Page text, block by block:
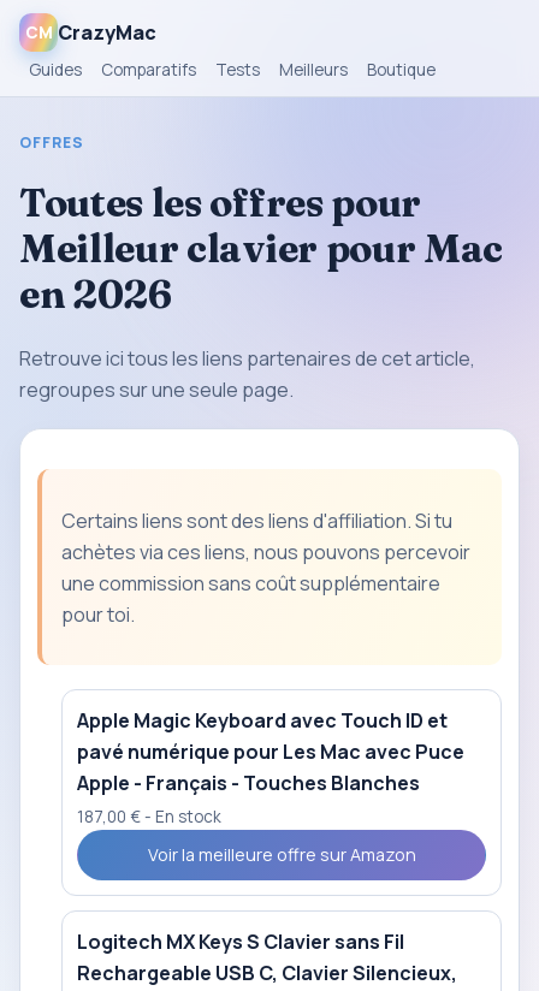
CM CrazyMac
Guides Comparatifs Tests Meilleurs Boutique
OFFRES
Toutes les offres pour
Meilleur clavier pour Mac
en 2026
Retrouve ici tous les liens partenaires de cet article,
regroupes sur une seule page.
Certains liens sont des liens d'affiliation. Si tu
achètes via ces liens, nous pouvons percevoir
une commission sans coût supplémentaire
pour toi.
Apple Magic Keyboard avec Touch ID et
pavé numérique pour Les Mac avec Puce
Apple - Français - Touches Blanches ​​​​​​​
187,00 € - En stock
Voir la meilleure offre sur Amazon
Logitech MX Keys S Clavier sans Fil
Rechargeable USB C, Clavier Silencieux,